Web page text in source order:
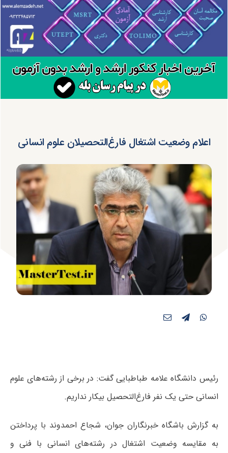
اعلام وضعیت اشتغال فارغ‌التحصیلان علوم انسانی
رئیس دانشگاه علامه طباطبایی گفت: در برخی از رشته‌های علوم
انسانی حتی یک نفر فارغ‌التحصیل بیکار نداریم.
به گزارش باشگاه خبرنگاران جوان، شجاع احمدوند با پرداختن
به مقایسه وضعیت اشتغال در رشته‌های انسانی با فنی و